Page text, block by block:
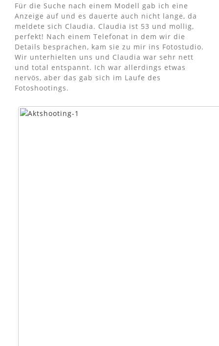
Für die Suche nach einem Modell gab ich eine
Anzeige auf und es dauerte auch nicht lange, da
meldete sich Claudia. Claudia ist 53 und mollig,
perfekt! Nach einem Telefonat in dem wir die
Details besprachen, kam sie zu mir ins Fotostudio.
Wir unterhielten uns und Claudia war sehr nett
und total entspannt. Ich war allerdings etwas
nervös, aber das gab sich im Laufe des
Fotoshootings.